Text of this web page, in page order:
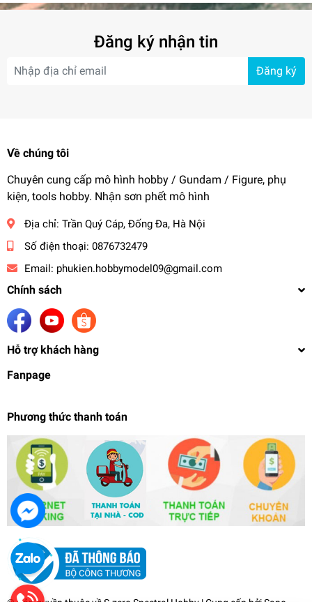
Đăng ký nhận tin
Đăng ký
Về chúng tôi
Chuyên cung cấp mô hình hobby / Gundam / Figure, phụ
kiện, tools hobby. Nhận sơn phết mô hình
Địa chỉ: Trần Quý Cáp, Đống Đa, Hà Nội
Số điện thoại: 0876732479
Email: phukien.hobbymodel09@gmail.com
Chính sách
Hỗ trợ khách hàng
Fanpage
Phương thức thanh toán